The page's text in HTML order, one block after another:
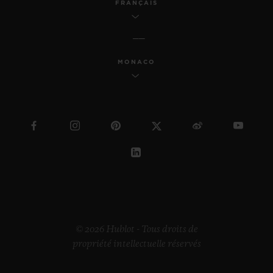
FRANÇAIS
MONACO
© 2026 Hublot - Tous droits de
propriété intellectuelle réservés